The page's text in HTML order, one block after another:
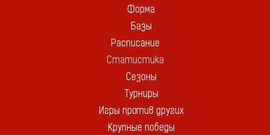
Форма
Базы
Расписание
Статистика
Сезоны
Турниры
Игры против других
Крупные победы